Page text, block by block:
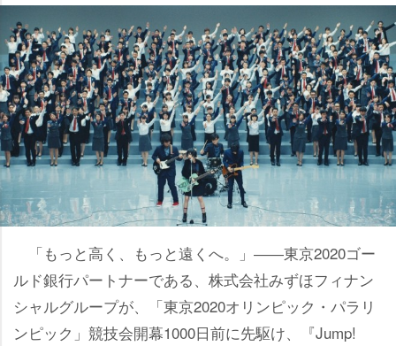
「もっと高く、もっと遠くへ。」――東京2020ゴー
ルド銀行パートナーである、株式会社みずほフィナン
シャルグループが、「東京2020オリンピック・パラリ
ンピック」競技会開幕1000日前に先駆け、『Jump!